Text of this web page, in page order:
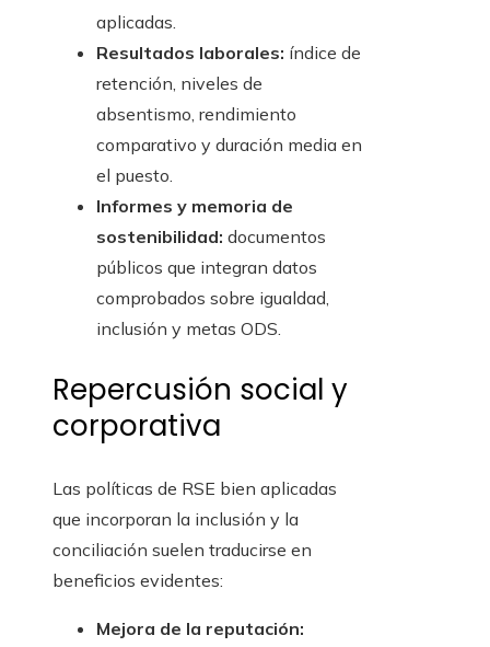
aplicadas.
Resultados laborales: índice de
retención, niveles de
absentismo, rendimiento
comparativo y duración media en
el puesto.
Informes y memoria de
sostenibilidad: documentos
públicos que integran datos
comprobados sobre igualdad,
inclusión y metas ODS.
Repercusión social y
corporativa
Las políticas de RSE bien aplicadas
que incorporan la inclusión y la
conciliación suelen traducirse en
beneficios evidentes:
Mejora de la reputación: